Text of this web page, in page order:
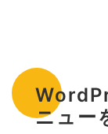
ニュー